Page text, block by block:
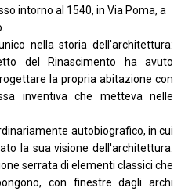
intorno al 1540, in Via Poma, a
nella storia dell'architettura:
del Rinascimento ha avuto
la propria abitazione con
inventiva che metteva nelle
autobiografico, in cui
la sua visione dell'architettura:
serrata di elementi classici che
con finestre dagli archi